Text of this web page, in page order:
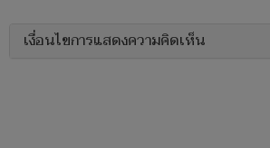
เงื่อนไขการแสดงความคิดเห็น